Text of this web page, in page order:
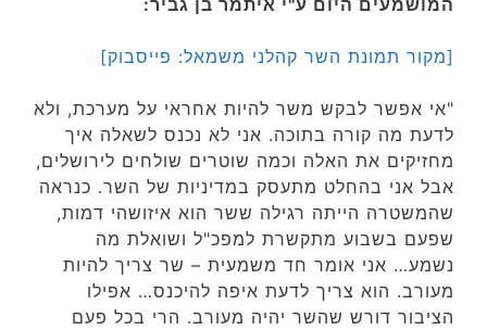
המושמעים היום ע"י איתמר בן גביר:
[מקור תמונת השר קהלני משמאל: פייסבוק]
"אי אפשר לבקש משר להיות אחראי על מערכת, ולא
לדעת מה קורה בתוכה. אני לא נכנס לשאלה איך
מחזיקים את האלה וכמה שוטרים שולחים לירושלים,
אבל אני בהחלט מתעסק במדיניות של השר. כנראה
שהמשטרה הייתה רגילה ששר הוא איזושהי דמות,
שפעם בשבוע מתקשרת למפכ"ל ושואלת מה
נשמע… אני אומר חד משמעית – שר צריך להיות
מעורב. הוא צריך לדעת איפה להיכנס… אפילו
הציבור דורש שהשר יהיה מעורב. הרי בכל פעם